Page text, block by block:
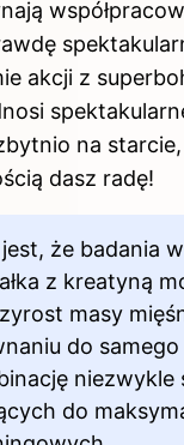
akcji z
na
dasz radę!
że badania
z kreatyną
masy
do samego
niezwykle
do